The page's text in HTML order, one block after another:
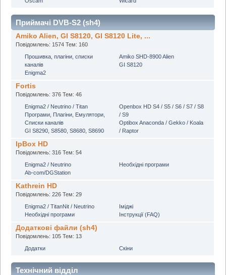
Приймачі DVB-S2 (sh4)
Amiko Alien, GI S8120, GI S8120 Lite, ...
Повідомлень: 1574 Тем: 160
Прошивка, плагіни, списки
каналів
Enigma2
Amiko SHD-8900 Alien
GI S8120
Fortis
Повідомлень: 376 Тем: 46
Enigma2 / Neutrino / Titan
Програми, Плагіни, Емулятори,
Списки каналів
GI S8290, S8580, S8680, S8690
Openbox HD S4 / S5 / S6 / S7 / S8
/ S9
Optibox Anaconda / Gekko / Koala
/ Raptor
IpBox HD
Повідомлень: 316 Тем: 54
Enigma2 / Neutrino
Ab-com/DGStation
Необхідні програми
Kathrein HD
Повідомлень: 226 Тем: 29
Enigma2 / TitanNit / Neutrino
Необхідні програми
Іміджі
Інструкції (FAQ)
Додаткові файли (sh4)
Повідомлень: 105 Тем: 13
Додатки
Скіни
Технічний відділ